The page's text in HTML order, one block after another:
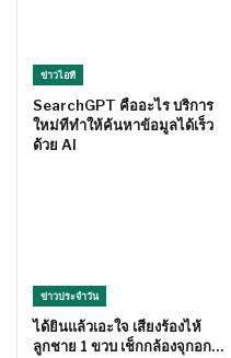
ข่าวไอที
SearchGPT คืออะไร บริการ
ใหม่ทีทำให้ค้นหาข้อมูลได้เร็ว
ด้วย AI
ข่าวประจำวัน
ได้ยินแล้วเอะใจ เสียงร้องไห้
ลูกชาย 1 ขวบ เช็กกล้องจุกอก…